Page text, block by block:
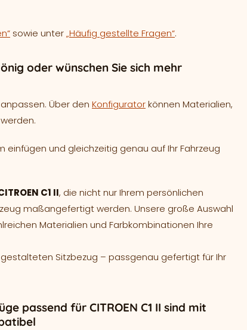
sowie unter„Häufig gestellte Fragen“.
oder wünschen Sie sich mehr
Über den Konfiguratorkönnen Materialien,
und gleichzeitig genau auf Ihr Fahrzeug
C1 II, die nicht nur Ihrem persönlichen
maßangefertigt werden. Unsere große Auswahl
Materialien und Farbkombinationen Ihre
Sitzbezug – passgenau gefertigt für Ihr
passend für CITROEN C1 II sind mit